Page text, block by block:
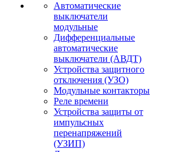
Автоматические
выключатели
модульные
Дифференциальные
автоматические
выключатели (АВДТ)
Устройства защитного
отключения (УЗО)
Модульные контакторы
Реле времени
Устройства защиты от
импульсных
перенапряжений
(УЗИП)